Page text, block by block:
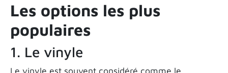
Les options les plus
populaires
1. Le vinyle